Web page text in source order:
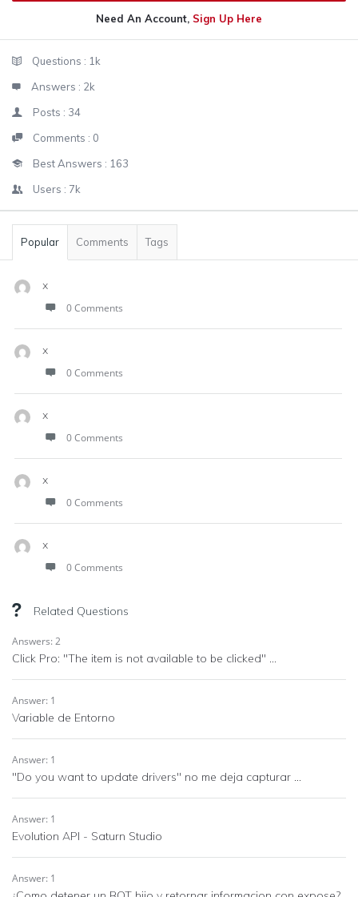
Need An Account, Sign Up Here
StatsQuestions : 1k
Answers : 2k
Posts : 34
Comments : 0
Best Answers : 163
Users : 7k
Popular Comments Tags
x
0 Comments
x
0 Comments
x
0 Comments
x
0 Comments
x
0 Comments
Related Questions
Answers: 2
Click Pro: "The item is not available to be clicked" ...
Answer: 1
Variable de Entorno
Answer: 1
"Do you want to update drivers" no me deja capturar ...
Answer: 1
Evolution API - Saturn Studio
Answer: 1